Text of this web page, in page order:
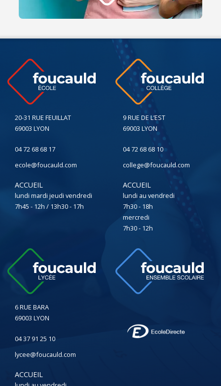
20-31 RUE FEUILLAT
69003 LYON
04 72 68 68 17
ecole@foucauld.com
ACCUEIL
lundi mardi jeudi vendredi
7h45 - 12h / 13h30 - 17h
9 RUE DE L’EST
69003 LYON
04 72 68 68 10
college@foucauld.com
ACCUEIL
lundi au vendredi
7h30 - 18h
mercredi
7h30 - 12h
6 RUE BARA
69003 LYON
04 37 91 25 10
lycee@foucauld.com
ACCUEIL